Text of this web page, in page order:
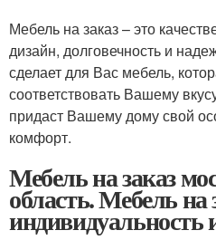
Мебель на заказ – это
дизайн, долговечность и
сделает для Вас мебель,
соответствовать Вашему
придаст Вашему дому свой
комфорт.
Мебель на заказ
область. Мебель на
индивидуальность